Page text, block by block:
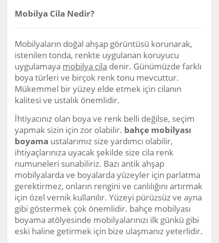
Mobilya Cila Nedir?
Mobilyaların doğal ahşap görüntüsü korunarak,
istenilen tonda, renkte uygulanan koruyucu
uygulamaya mobilya cila denir. Günümüzde farklı
boya türleri ve birçok renk tonu mevcuttur.
Mükemmel bir yüzey elde etmek için cilanın
kalitesi ve ustalık önemlidir.
İhtiyacınız olan boya ve renk belli değilse, seçim
yapmak sizin için zor olabilir. bahçe mobilyası
boyama ustalarımız size yardımcı olabilir,
ihtiyaçlarınıza uyacak şekilde size cila renk
numuneleri sunabiliriz. Bazı antik ahşap
mobilyalarda ve boyalarda yüzeyler için parlatma
gerektirmez, onların rengini ve canlılığını artırmak
için özel vernik kullanılır. Yüzeyi pürüzsüz ve ayna
gibi göstermek çok önemlidir. bahçe mobilyası
boyama atölyesinde mobilyalarınızı ilk günkü gibi
eski haline getirmek için bize ulaşmanız yeterlidir.